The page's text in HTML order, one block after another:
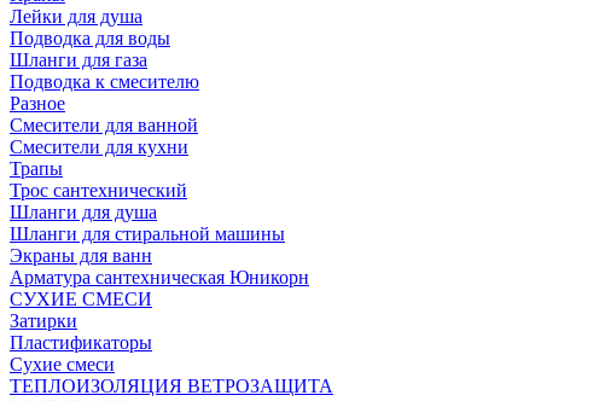
Лейки для душа
Подводка для воды
Шланги для газа
Подводка к смесителю
Разное
Смесители для ванной
Смесители для кухни
Трапы
Трос сантехнический
Шланги для душа
Шланги для стиральной машины
Экраны для ванн
Арматура сантехническая Юникорн
СУХИЕ СМЕСИ
Затирки
Пластификаторы
Сухие смеси
ТЕПЛОИЗОЛЯЦИЯ ВЕТРОЗАЩИТА